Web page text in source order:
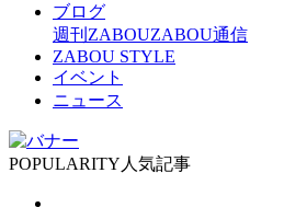
ブログ
週刊ZABOUZABOU通信
ZABOU STYLE
イベント
ニュース
POPULARITY 人気記事